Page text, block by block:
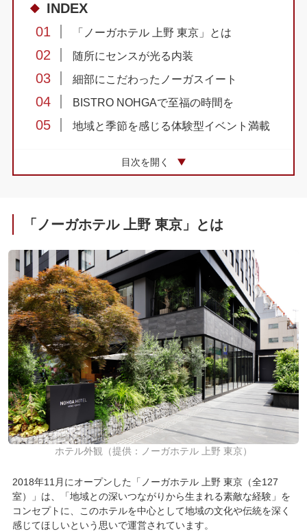
INDEX
01
「ノーガホテル 上野 東京」とは
02 随所にセンスが光る内装
03 細部にこだわったノーガスイート
04 BISTRO NOHGAで至福の時間を
05 地域と季節を感じる体験型イベント満載
07 ノーガホテル 上野 東京 基本情報
09 ホテルMAP
目次を開く
「ノーガホテル 上野 東京」とは
ホテル外観（提供：ノーガホテル 上野 東京）
2018年11月にオープンした「ノーガホテル 上野 東京（全127
室）」は、「地域との深いつながりから生まれる素敵な経験」を
コンセプトに、このホテルを中心として地域の文化や伝統を深く
感じてほしいという思いで運営されています。